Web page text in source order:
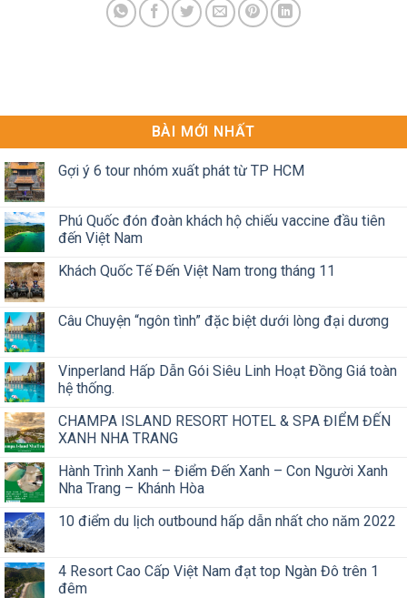
BÀI MỚI NHẤT
Gợi ý 6 tour nhóm xuất phát từ TP HCM
Phú Quốc đón đoàn khách hộ chiếu vaccine đầu tiên
đến Việt Nam
Khách Quốc Tế Đến Việt Nam trong tháng 11
Câu Chuyện “ngôn tình” đặc biệt dưới lòng đại dương
Vinperland Hấp Dẫn Gói Siêu Linh Hoạt Đồng Giá toàn
hệ thống.
CHAMPA ISLAND RESORT HOTEL & SPA ĐIỂM ĐẾN
XANH NHA TRANG
Hành Trình Xanh – Điểm Đến Xanh – Con Người Xanh
Nha Trang – Khánh Hòa
10 điểm du lịch outbound hấp dẫn nhất cho năm 2022
4 Resort Cao Cấp Việt Nam đạt top Ngàn Đô trên 1
đêm